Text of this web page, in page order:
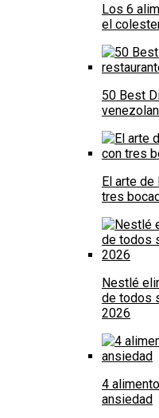
Los 6
el
50 Best
El arte
tres
Nestlé
de todos
2026
4
ansiedad